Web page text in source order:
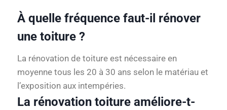
À quelle fréquence faut-il rénover
une toiture ?
La rénovation de toiture est nécessaire en
moyenne tous les 20 à 30 ans selon le matériau et
l’exposition aux intempéries.
La rénovation toiture améliore-t-